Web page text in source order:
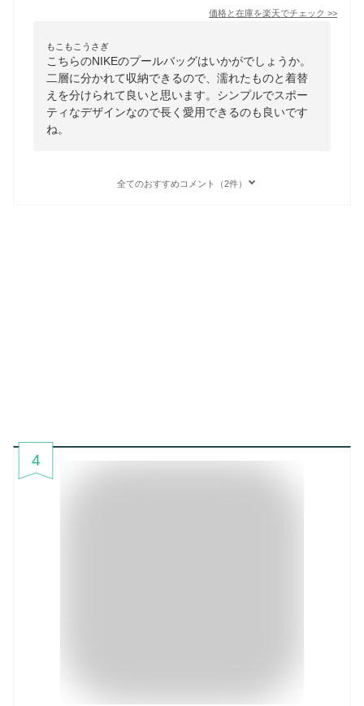
価格と在庫を楽天でチェック >>
もこもこうさぎ
こちらのNIKEのプールバッグはいかがでしょうか。
二層に分かれて収納できるので、濡れたものと着替
えを分けられて良いと思います。シンプルでスポー
ティなデザインなので長く愛用できるのも良いです
ね。
全てのおすすめコメント（2件）
4